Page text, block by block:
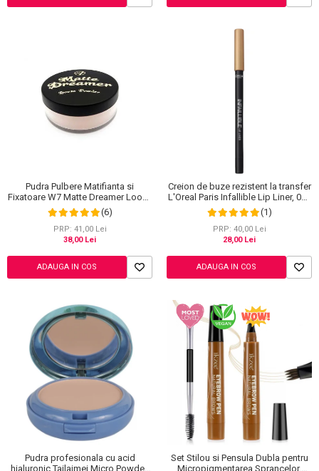
Pudra Pulbere Matifianta si
Fixatoare W7 Matte Dreamer Loose
Powder - Classy Cameo, 20g
(6)
PRP: 41,00 Lei
38,00 Lei
ADAUGA IN COS
Creion de buze rezistent la transfer
L'Oreal Paris Infallible Lip Liner, 001
Highlight On Point
(1)
PRP: 40,00 Lei
28,00 Lei
ADAUGA IN COS
Pudra profesionala cu acid
hialuronic Tailaimei Micro Powder,
Set Stilou si Pensula Dubla pentru
Micropigmentarea Sprancelor,